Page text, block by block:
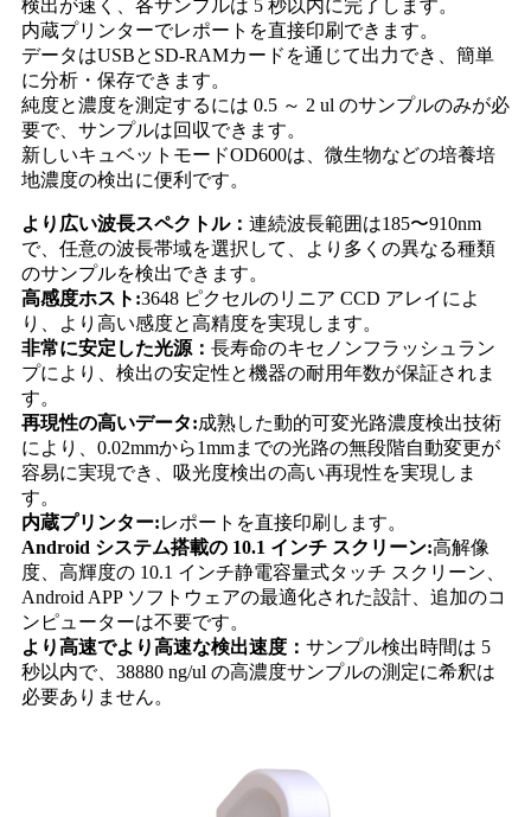
検出が速く、各サンプルは 5 秒以内に完了します。
内蔵プリンターでレポートを直接印刷できます。
データはUSBとSD-RAMカードを通じて出力でき、簡単
に分析・保存できます。
純度と濃度を測定するには 0.5 ～ 2 ul のサンプルのみが必
要で、サンプルは回収できます。
新しいキュベットモードOD600は、微生物などの培養培
地濃度の検出に便利です。
より広い波長スペクトル： 連続波長範囲は185〜910nm
で、任意の波長帯域を選択して、より多くの異なる種類
のサンプルを検出できます。
高感度ホスト:3648 ピクセルのリニア CCD アレイによ
り、より高い感度と高精度を実現します。
非常に安定した光源： 長寿命のキセノンフラッシュラン
プにより、検出の安定性と機器の耐用年数が保証されま
す。
再現性の高いデータ:成熟した動的可変光路濃度検出技術
により、0.02mmから1mmまでの光路の無段階自動変更が
容易に実現でき、吸光度検出の高い再現性を実現しま
す。
内蔵プリンター:レポートを直接印刷します。
Android システム搭載の 10.1 インチ スクリーン:高解像
度、高輝度の 10.1 インチ静電容量式タッチ スクリーン、
Android APP ソフトウェアの最適化された設計、追加のコ
ンピューターは不要です。
より高速でより高速な検出速度： サンプル検出時間は 5
秒以内で、38880 ng/ul の高濃度サンプルの測定に希釈は
必要ありません。